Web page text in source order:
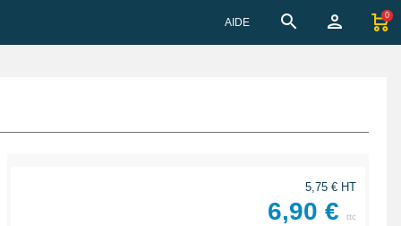
AIDE
0
5,75 € HT
6,90 € ttc